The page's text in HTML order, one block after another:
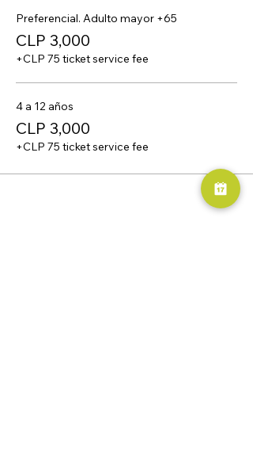
Preferencial. Adulto mayor +65
CLP 3,000
+CLP 75 ticket service fee
4 a 12 años
CLP 3,000
+CLP 75 ticket service fee